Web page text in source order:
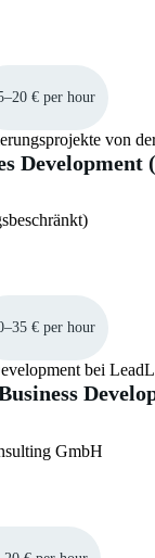
€ per hour
von
€ per hour
bei
GmbH